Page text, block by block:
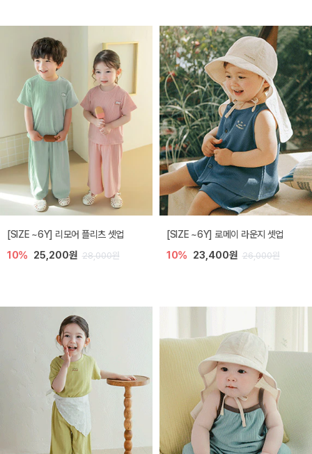
[SIZE ~6Y] 리모어 플리츠 셋업
10% 25,200원 28,000원
[SIZE ~6Y] 로메이 라운지 셋업
10% 23,400원 26,000원